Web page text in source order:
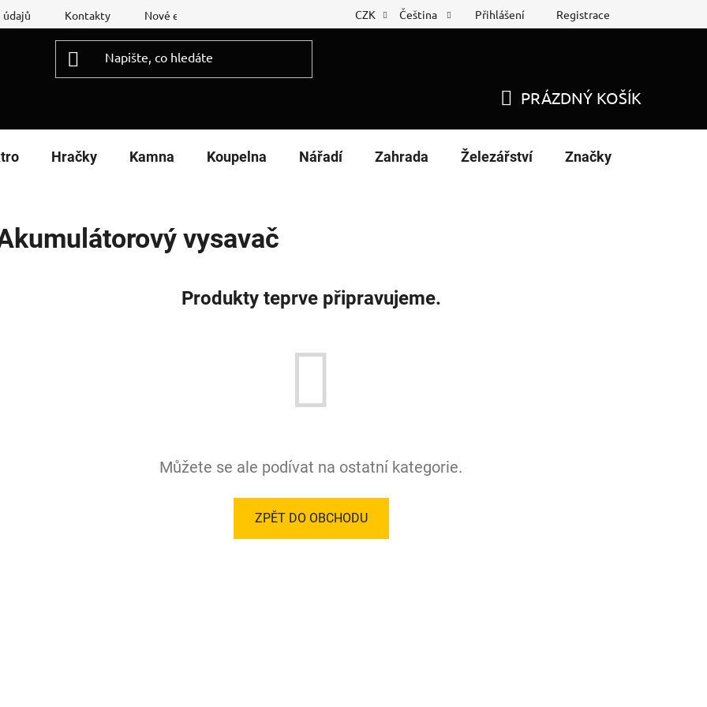
údajů Kontakty Nové energetické štítky Reklamační list Nákup na splátky
CZK Čeština Přihlášení Registrace
KOŠÍK
PRÁZDNÝ KOŠÍK
Hračky Kamna Koupelna Nářadí Zahrada Železářství Značky
vysavač
Produkty teprve připravujeme.
Můžete se ale podívat na ostatní kategorie.
ZPĚT DO OBCHODU